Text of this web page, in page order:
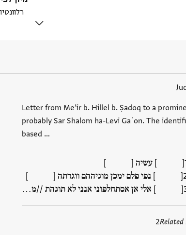
Letter from Me’ir b. Hillel b. Ṣadoq to a
probably Sar Shalom ha-Levi Gaʾon. The
based …
[ ] עשיה [ ]
[ ] נפי פלם ימכן מוגיההם ווגדתה [ ]
[ ] אלי אן אסתחלפוני אנני לא תוגהת //מ‮…
Related
2